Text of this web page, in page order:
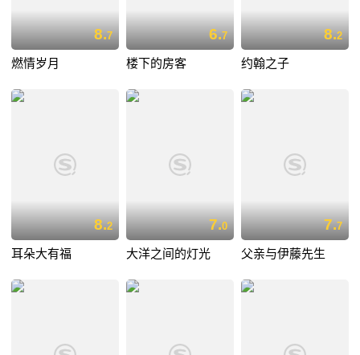
8.7
燃情岁月
6.7
楼下的房客
8.2
约翰之子
8.2
耳朵大有福
7.0
大洋之间的灯光
7.7
父亲与伊藤先生